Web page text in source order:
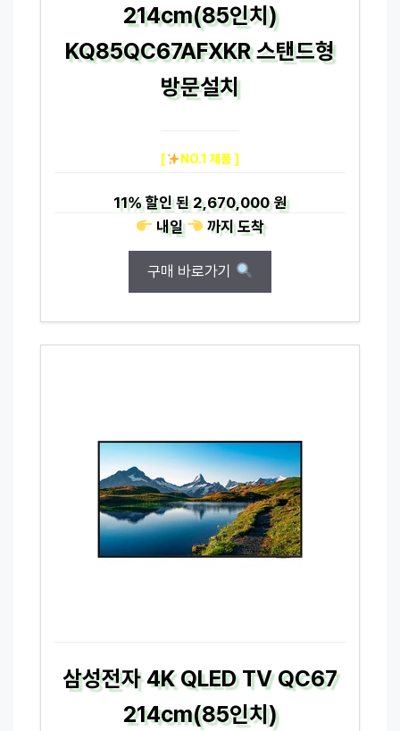
214cm(85인치)
KQ85QC67AFXKR 스탠드형
방문설치
[ NO.1 제품 ]
11%할인 된2,670,000 원
내일
까지도착
구매 바로가기
삼성전자 4K QLED TV QC67
214cm(85인치)